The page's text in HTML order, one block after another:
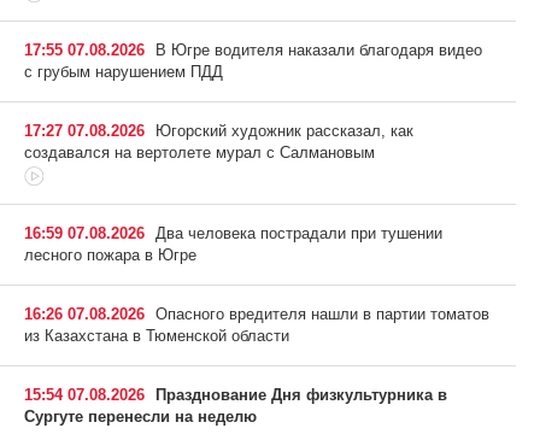
17:55 07.08.2026
В Югре водителя наказали благодаря видео
с грубым нарушением ПДД
17:27 07.08.2026
Югорский художник рассказал, как
создавался на вертолете мурал с Салмановым
16:59 07.08.2026 Два человека пострадали при тушении
лесного пожара в Югре
16:26 07.08.2026 Опасного вредителя нашли в партии томатов
из Казахстана в Тюменской области
15:54 07.08.2026
Празднование Дня физкультурника в
Сургуте перенесли на неделю